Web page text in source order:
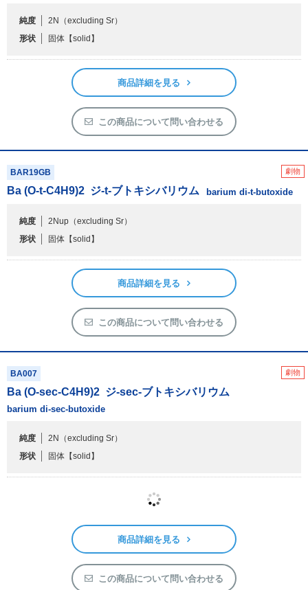
純度
2N（excluding Sr）
形状
固体 【solid】
商品詳細を見る
この商品について問い合わせる
劇物
BAR19GB
Ba (O-t-C4H9)2 ジ-t-ブトキシバリウム barium di-t-butoxide
純度
2Nup（excluding Sr）
形状
固体 【solid】
商品詳細を見る
この商品について問い合わせる
劇物
BA007
Ba (O-sec-C4H9)2 ジ-sec-ブトキシバリウム
barium di-sec-butoxide
純度
2N（excluding Sr）
形状
固体 【solid】
商品詳細を見る
この商品について問い合わせる